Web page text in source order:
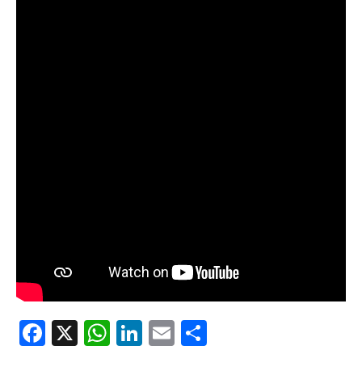
Facebook
X WhatsApp
LinkedIn
Email